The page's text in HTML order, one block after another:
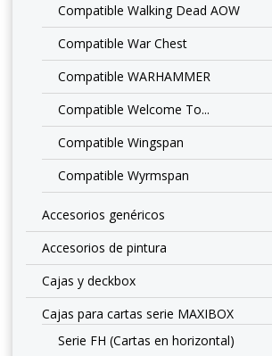
Compatible Walking Dead AOW
Compatible War Chest
Compatible WARHAMMER
Compatible Welcome To...
Compatible Wingspan
Compatible Wyrmspan
Accesorios genéricos
Accesorios de pintura
Cajas y deckbox
Cajas para cartas serie MAXIBOX
Serie FH (Cartas en horizontal)